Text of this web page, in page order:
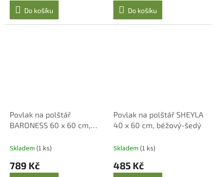
Do košíku Do košíku
Povlak na polštář
BARONESS 60 x 60 cm,
Skladem (1 ks)
789 Kč
Povlak na polštář SHEYLA
40 x 60 cm, béžový-šedý
Skladem (1 ks)
485 Kč